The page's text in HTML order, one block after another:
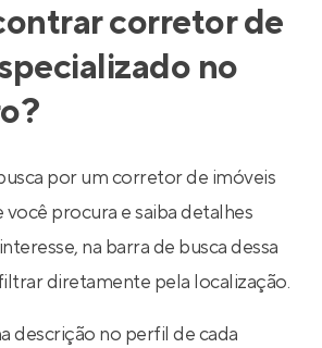
corretor de
no
por um corretor de imóveis
você procura e saiba detalhes
na barra de busca dessa
diretamente pela localização.
descrição no perfil de cada